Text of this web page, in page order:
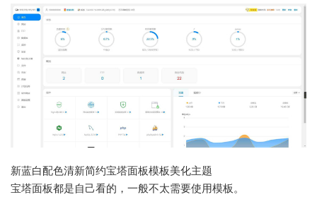
新蓝白配色清新简约宝塔面板模板美化主题
宝塔面板都是自己看的，一般不太需要使用模板。